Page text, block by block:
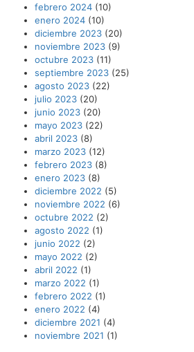
febrero 2024 (10)
enero 2024 (10)
diciembre 2023 (20)
noviembre 2023 (9)
octubre 2023 (11)
septiembre 2023 (25)
agosto 2023 (22)
julio 2023 (20)
junio 2023 (20)
mayo 2023 (22)
abril 2023 (8)
marzo 2023 (12)
febrero 2023 (8)
enero 2023 (8)
diciembre 2022 (5)
noviembre 2022 (6)
octubre 2022 (2)
agosto 2022 (1)
junio 2022 (2)
mayo 2022 (2)
abril 2022 (1)
marzo 2022 (1)
febrero 2022 (1)
enero 2022 (4)
diciembre 2021 (4)
noviembre 2021 (1)